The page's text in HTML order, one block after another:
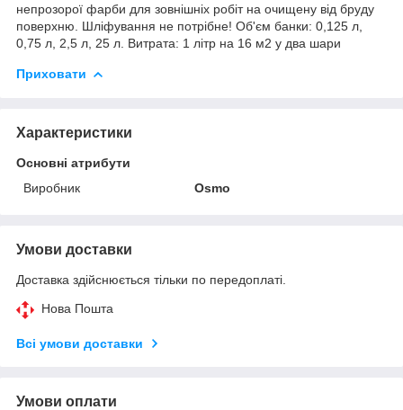
непрозорої фарби для зовнішніх робіт на очищену від бруду
поверхню. Шліфування не потрібне! Об'єм банки: 0,125 л,
0,75 л, 2,5 л, 25 л. Витрата: 1 літр на 16 м2 у два шари
Приховати
Характеристики
Основні атрибути
Виробник
Osmo
Умови доставки
Доставка здійснюється тільки по передоплаті.
Нова Пошта
Всі умови доставки
Умови оплати